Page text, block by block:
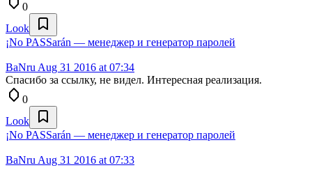
0
Look
¡No PASSarán — менеджер и генератор паролей
BaNru Aug 31 2016 at 07:34
Спасибо за ссылку, не видел. Интересная реализация.
0
Look
¡No PASSarán — менеджер и генератор паролей
BaNru Aug 31 2016 at 07:33